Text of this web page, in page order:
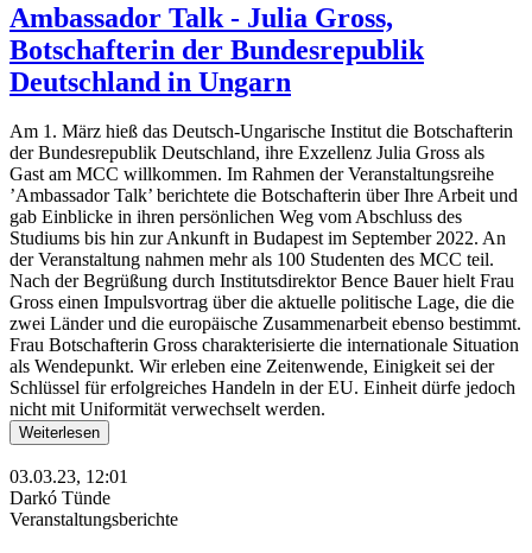
Ambassador Talk - Julia Gross,
Botschafterin der Bundesrepublik
Deutschland in Ungarn
Am 1. März hieß das Deutsch-Ungarische Institut die Botschafterin
der Bundesrepublik Deutschland, ihre Exzellenz Julia Gross als
Gast am MCC willkommen. Im Rahmen der Veranstaltungsreihe
’Ambassador Talk’ berichtete die Botschafterin über Ihre Arbeit und
gab Einblicke in ihren persönlichen Weg vom Abschluss des
Studiums bis hin zur Ankunft in Budapest im September 2022. An
der Veranstaltung nahmen mehr als 100 Studenten des MCC teil.
Nach der Begrüßung durch Institutsdirektor Bence Bauer hielt Frau
Gross einen Impulsvortrag über die aktuelle politische Lage, die die
zwei Länder und die europäische Zusammenarbeit ebenso bestimmt.
Frau Botschafterin Gross charakterisierte die internationale Situation
als Wendepunkt. Wir erleben eine Zeitenwende, Einigkeit sei der
Schlüssel für erfolgreiches Handeln in der EU. Einheit dürfe jedoch
nicht mit Uniformität verwechselt werden.
Weiterlesen
03.03.23, 12:01
Darkó Tünde
Veranstaltungsberichte